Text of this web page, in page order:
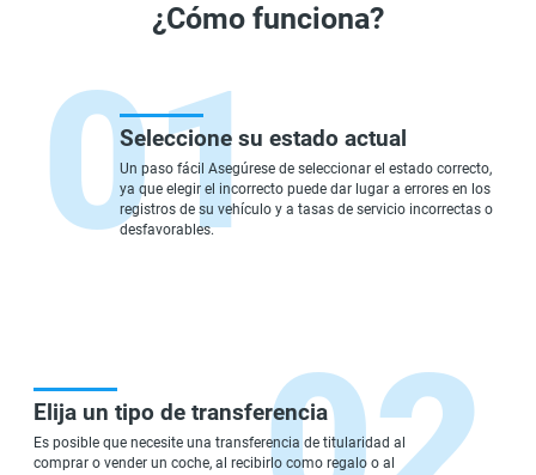
¿Cómo funciona?
Seleccione su estado actual
Un paso fácil Asegúrese de seleccionar el estado correcto,
ya que elegir el incorrecto puede dar lugar a errores en los
registros de su vehículo y a tasas de servicio incorrectas o
desfavorables.
Elija un tipo de transferencia
Es posible que necesite una transferencia de titularidad al
comprar o vender un coche, al recibirlo como regalo o al